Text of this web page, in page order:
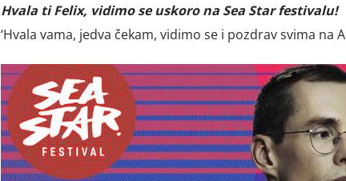
Hvala ti Felix, vidimo se uskoro na Sea Star festivalu!
‘Hvala vama, jedva čekam, vidimo se i pozdrav svima na